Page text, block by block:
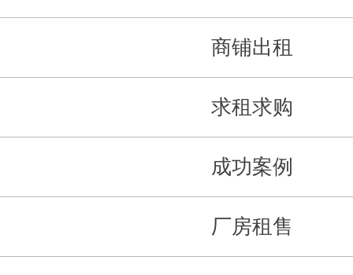
商铺出租
求租求购
成功案例
厂房租售